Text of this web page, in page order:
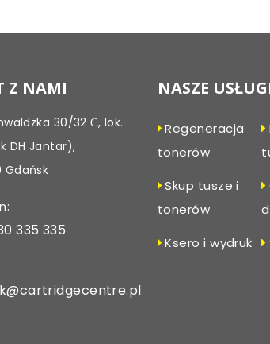
navigation
Z NAMI
30/32 С, lok.
DH Jantar),
Gdańsk
335 335
NASZE
Regeneracja
tonerów
Skup tusze i
tonerów
Ksero i wydruk